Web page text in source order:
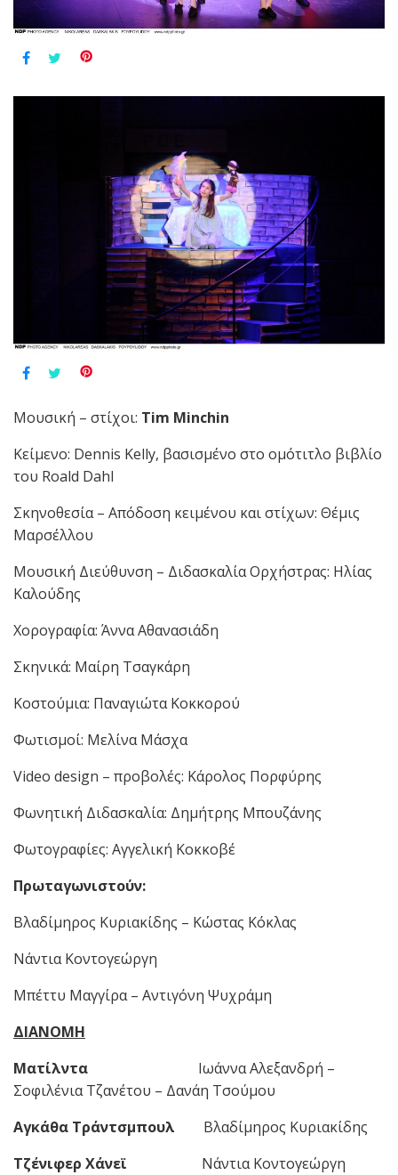
Μουσική – στίχοι: Tim Minchin
Κείμενο: Dennis Kelly, βασισμένο στο ομότιτλο βιβλίο
του Roald Dahl
Σκηνοθεσία – Απόδοση κειμένου και στίχων: Θέμις
Μαρσέλλου
Μουσική Διεύθυνση – Διδασκαλία Ορχήστρας: Ηλίας
Καλούδης
Χορογραφία: Άννα Αθανασιάδη
Σκηνικά: Μαίρη Τσαγκάρη
Κοστούμια: Παναγιώτα Κοκκορού
Φωτισμοί: Μελίνα Μάσχα
Video design – προβολές: Κάρολος Πορφύρης
Φωνητική Διδασκαλία: Δημήτρης Μπουζάνης
Φωτογραφίες: Αγγελική Κοκκοβέ
Πρωταγωνιστούν:
Βλαδίμηρος Κυριακίδης – Κώστας Κόκλας
Νάντια Κοντογεώργη
Μπέττυ Μαγγίρα – Αντιγόνη Ψυχράμη
ΔΙΑΝΟΜΗ
Ματίλντα Ιωάννα Αλεξανδρή –
Σοφιλένια Τζανέτου – Δανάη Τσούμου
Αγκάθα Τράντσμπουλ Βλαδίμηρος Κυριακίδης
Τζένιφερ Χάνεϊ
Νάντια Κοντογεώργη